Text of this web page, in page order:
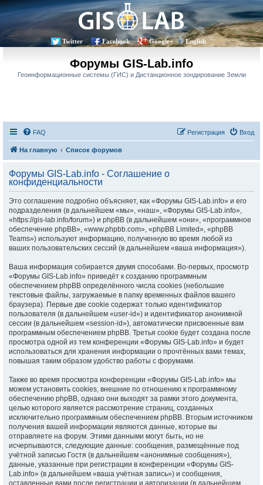
Twitter Facebook Google+ English
Форумы GIS-Lab.info
Геоинформационные системы (ГИС) и Дистанционное зондирование Земли
FAQ Вход
Регистрация
На главную Список форумов
Форумы GIS-Lab.info - Соглашение о
конфиденциальности
Это соглашение подробно объясняет, как «Форумы GIS-Lab.info» и его
подразделения (в дальнейшем «мы», «наш», «Форумы GIS-Lab.info»,
«https://gis-lab.info/forum») и phpBB (в дальнейшем «они», «программное
обеспечение phpBB», «www.phpbb.com», «phpBB Limited», «phpBB
Teams») используют информацию, полученную во время любой из
ваших пользовательских сессий (в дальнейшем «ваша информация»).
Ваша информация собирается двумя способами. Во-первых, просмотр
«Форумы GIS-Lab.info» приведёт к созданию программным
обеспечением phpBB определённого числа cookies (небольшие
текстовые файлы, загружаемые в папку временных файлов вашего
браузера). Первые две cookie содержат только идентификатор
пользователя (в дальнейшем «user-id») и идентификатор анонимной
сессии (в дальнейшем «session-id»), автоматически присвоенные вам
программным обеспечением phpBB. Третья cookie будет создана после
просмотра одной из тем конференции «Форумы GIS-Lab.info» и будет
использоваться для хранения информации о прочтённых вами темах,
повышая таким образом удобство работы с форумами.
Также во время просмотра конференции «Форумы GIS-Lab.info» мы
можем установить cookies, внешние по отношению к программному
обеспечению phpBB, однако они выходят за рамки этого документа,
целью которого является рассмотрение страниц, созданных
исключительно программным обеспечением phpBB. Вторым источником
получения вашей информации являются данные, которые вы
отправляете на форум. Этими данными могут быть, но не
исчерпываются, следующие данные: сообщения, размещённые под
учётной записью Гостя (в дальнейшем «анонимные сообщения»),
данные, указанные при регистрации в конференции «Форумы GIS-
Lab.info» (в дальнейшем «ваша учётная запись») и сообщения,
оставленные вами после регистрации и авторизации (в дальнейшем